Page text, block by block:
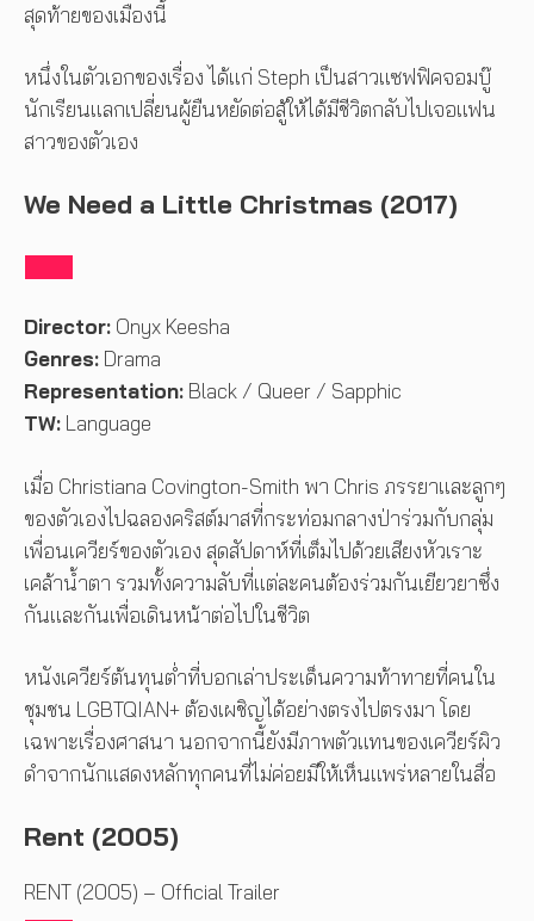
สุดท้ายของเมืองนี้
หนึ่งในตัวเอกของเรื่อง ได้แก่ Steph เป็นสาวแซฟฟิคจอมบู๊
นักเรียนแลกเปลี่ยนผู้ยืนหยัดต่อสู้ให้ได้มีชีวิตกลับไปเจอแฟน
สาวของตัวเอง
We Need a Little Christmas (2017)
Director: Onyx Keesha
Genres: Drama
Representation: Black / Queer / Sapphic
TW: Language
เมื่อ Christiana Covington-Smith พา Chris ภรรยาและลูกๆ
ของตัวเองไปฉลองคริสต์มาสที่กระท่อมกลางป่าร่วมกับกลุ่ม
เพื่อนเควียร์ของตัวเอง สุดสัปดาห์ที่เต็มไปด้วยเสียงหัวเราะ
เคล้าน้ำตา รวมทั้งความลับที่แต่ละคนต้องร่วมกันเยียวยาซึ่ง
กันและกันเพื่อเดินหน้าต่อไปในชีวิต
หนังเควียร์ต้นทุนต่ำที่บอกเล่าประเด็นความท้าทายที่คนใน
ชุมชน LGBTQIAN+ ต้องเผชิญได้อย่างตรงไปตรงมา โดย
เฉพาะเรื่องศาสนา นอกจากนี้ยังมีภาพตัวแทนของเควียร์ผิว
ดำจากนักแสดงหลักทุกคนที่ไม่ค่อยมีให้เห็นแพร่หลายในสื่อ
Rent (2005)
RENT (2005) – Official Trailer